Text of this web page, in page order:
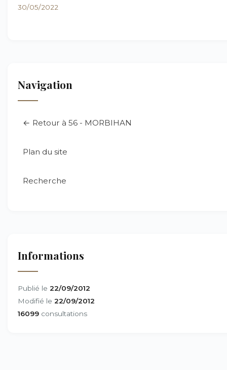
30/05/2022
Navigation
← Retour à 56 - MORBIHAN
Plan du site
Recherche
Informations
Publié le 22/09/2012
Modifié le 22/09/2012
16099 consultations